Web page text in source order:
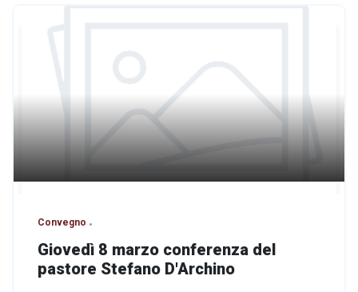
Convegno
Giovedì 8 marzo conferenza del
pastore Stefano D'Archino